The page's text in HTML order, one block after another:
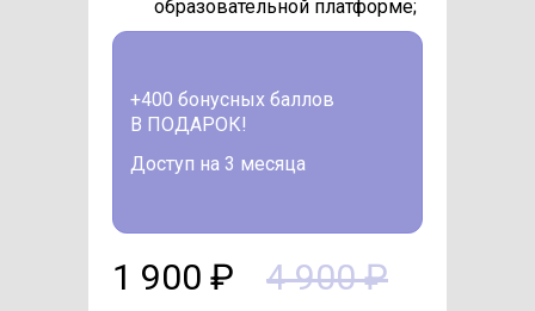
образовательной платформе;
4 900 ₽
1 900 ₽
+400 бонусных баллов
В ПОДАРОК!
Доступ на 3 месяца